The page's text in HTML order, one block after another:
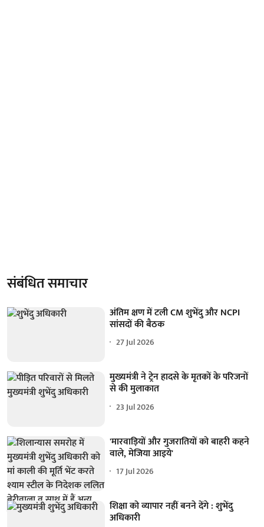
संबंधित समाचार
अंतिम क्षण में टली CM शुभेंदु और NCPI
सांसदों की बैठक
27 Jul 2026
मुख्यमंत्री ने ट्रेन हादसे के मृतकों के परिजनों
से की मुलाकात
23 Jul 2026
'मारवाड़ियों और गुजरातियों को बाहरी कहने
वाले, मेजिया आइये'
17 Jul 2026
शिक्षा को व्यापार नहीं बनने देंगे : शुभेंदु
अधिकारी